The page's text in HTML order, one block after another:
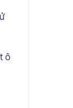
ô